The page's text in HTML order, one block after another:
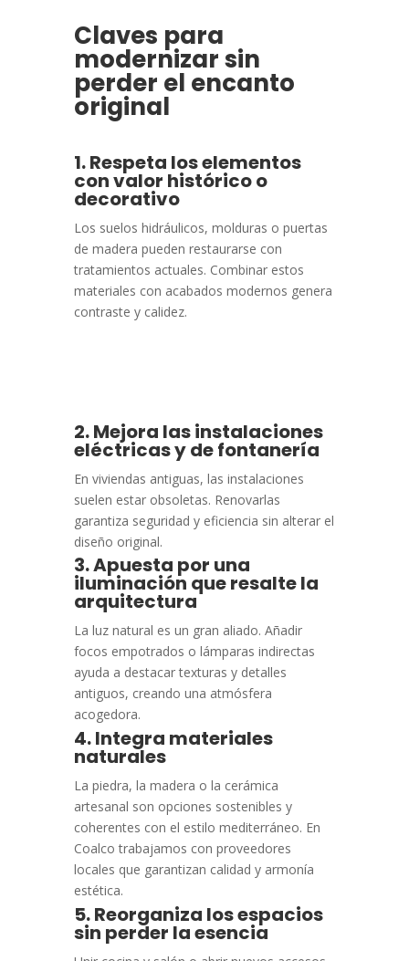
Claves para
modernizar sin
perder el encanto
original
1. Respeta los elementos
con valor histórico o
decorativo
Los suelos hidráulicos, molduras o puertas
de madera pueden restaurarse con
tratamientos actuales. Combinar estos
materiales con acabados modernos genera
contraste y calidez.
2. Mejora las instalaciones
eléctricas y de fontanería
En viviendas antiguas, las instalaciones
suelen estar obsoletas. Renovarlas
garantiza seguridad y eficiencia sin alterar el
diseño original.
3. Apuesta por una
iluminación que resalte la
arquitectura
La luz natural es un gran aliado. Añadir
focos empotrados o lámparas indirectas
ayuda a destacar texturas y detalles
antiguos, creando una atmósfera
acogedora.
4. Integra materiales
naturales
La piedra, la madera o la cerámica
artesanal son opciones sostenibles y
coherentes con el estilo mediterráneo. En
Coalco trabajamos con proveedores
locales que garantizan calidad y armonía
estética.
5. Reorganiza los espacios
sin perder la esencia